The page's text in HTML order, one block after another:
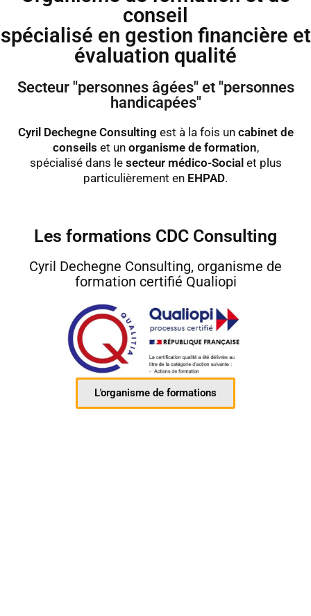
conseil
spécialisé en gestion financière et
évaluation qualité
Secteur "personnes âgées" et "personnes
handicapées"
Cyril Dechegne Consulting est à la fois un cabinet de
conseils et un organisme de formation,
spécialisé dans le secteur médico-Social et plus
particulièrement en EHPAD.
Les formations CDC Consulting
Cyril Dechegne Consulting, organisme de
formation certifié Qualiopi
L'organisme de formations